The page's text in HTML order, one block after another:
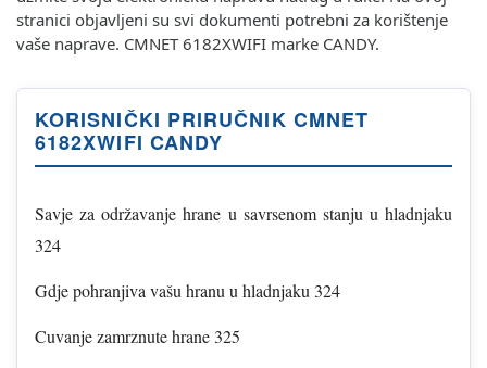
stranici objavljeni su svi dokumenti potrebni za korištenje
vaše naprave. CMNET 6182XWIFI marke CANDY.
KORISNIČKI PRIRUČNIK CMNET
6182XWIFI CANDY
Savje za održavanje hrane u savrsenom stanju u hladnjaku
324
Gdje pohranjiva vašu hranu u hladnjaku 324
Cuvanje zamrznute hrane 325